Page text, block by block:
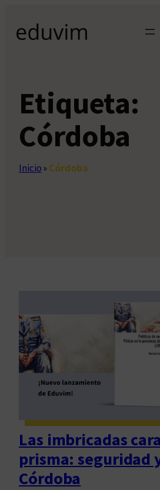
contenido
Etiqueta:
Córdoba
Inicio»Córdoba
Las imbricadas
prisma: seguridad
Córdoba